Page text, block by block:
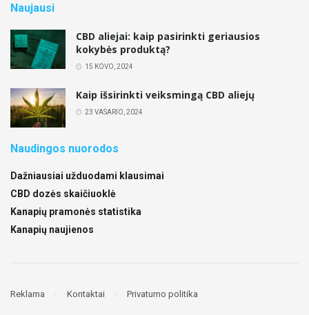
Naujausi
CBD aliejai: kaip pasirinkti geriausios
kokybės produktą?
15 KOVO, 2024
Kaip išsirinkti veiksmingą CBD aliejų
23 VASARIO, 2024
Naudingos nuorodos
Dažniausiai užduodami klausimai
CBD dozės skaičiuoklė
Kanapių pramonės statistika
Kanapių naujienos
Reklama Kontaktai Privatumo politika